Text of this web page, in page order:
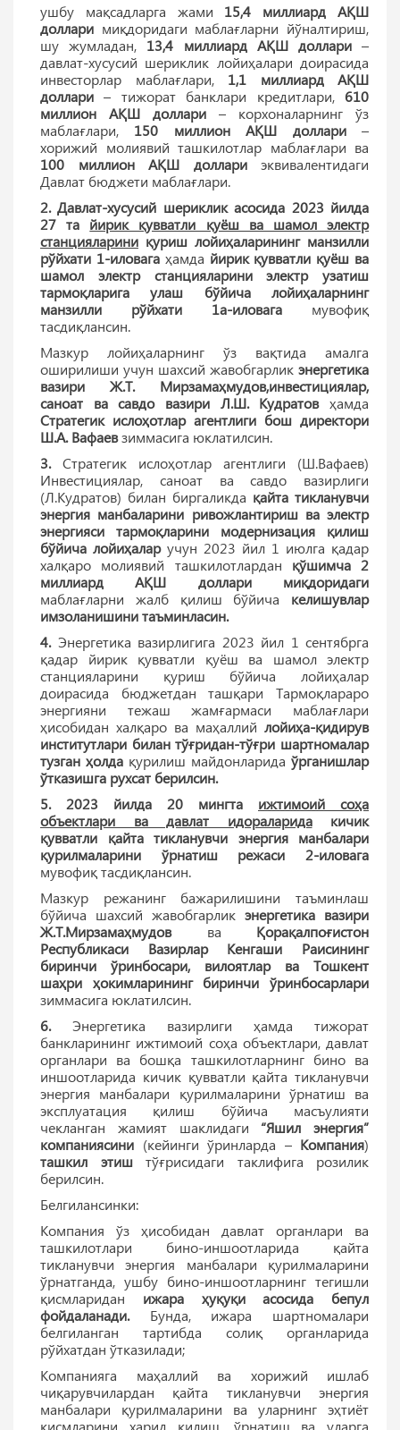
ушбу мақсадларга жами 15,4 миллиард АҚШ
доллари миқдоридаги маблағларни йўналтириш,
шу жумладан, 13,4 миллиард АҚШ доллари–
давлат-хусусий шериклик лойиҳалари доирасида
инвесторлар маблағлари, 1,1 миллиард АҚШ
доллари – тижорат банклари кредитлари, 610
миллион АҚШ доллари – корхоналарнинг ўз
маблағлари, 150 миллион АҚШ доллари–
хорижий молиявий ташкилотлар маблағлари ва
100 миллион АҚШ доллариэквивалентидаги
Давлат бюджети маблағлари.
2. Давлат-хусусий шериклик асосида 2023 йилда
27 та йирик қувватли қуёш ва шамол электр
станцияларини қуриш лойиҳаларининг манзилли
рўйхати 1-иловага ҳамда йирик қувватли қуёш ва
шамол электр станцияларини электр узатиш
тармоқларига улаш бўйича лойиҳаларнинг
манзилли рўйхати
1а-иловага мувофиқ
тасдиқлансин.
Мазкур лойиҳаларнинг ўз вақтида амалга
оширилиши учун шахсий жавобгарлик энергетика
вазири
Ж.Т. Мирзамаҳмудов,инвестициялар,
саноат ва савдо вазири Л.Ш. Кудратов ҳамда
Стратегик ислоҳотлар агентлиги бош директори
Ш.А. Вафаевзиммасига юклатилсин.
3.Стратегик ислоҳотлар агентлиги (Ш.Вафаев)
Инвестициялар, саноат ва савдо вазирлиги
(Л.Кудратов) билан биргаликда қайта тикланувчи
энергия манбаларини ривожлантириш ва электр
энергияси тармоқларини модернизация қилиш
бўйича лойиҳаларучун 2023 йил 1 июлга қадар
халқаро молиявий ташкилотлардан қўшимча 2
миллиард АҚШ доллари миқдоридаги
маблағларни жалб қилиш бўйича келишувлар
имзоланишини таъминласин.
4.Энергетика вазирлигига 2023 йил 1 сентябрга
қадар йирик қувватли қуёш ва шамол электр
станцияларини қуриш бўйича лойиҳалар
доирасида бюджетдан ташқари Тармоқлараро
энергияни тежаш жамғармаси маблағлари
ҳисобидан халқаро ва маҳаллий лойиҳа-қидирув
институтлари билан тўғридан-тўғри шартномалар
тузган ҳолда қурилиш майдонларида ўрганишлар
ўтказишга рухсат берилсин.
5. 2023 йилда 20 мингта ижтимоий соҳа
объектлари ва давлат идораларидакичик
қувватли қайта тикланувчи энергия манбалари
қурилмаларини ўрнатиш режаси 2-иловага
мувофиқ тасдиқлансин.
Мазкур режанинг бажарилишини таъминлаш
бўйича шахсий жавобгарлик энергетика вазири
Ж.Т.Мирзамаҳмудовва Қорақалпоғистон
Республикаси Вазирлар Кенгаши Раисининг
биринчи ўринбосари, вилоятлар ва Тошкент
шаҳри ҳокимларининг биринчи ўринбосарлари
зиммасига юклатилсин.
6.Энергетика вазирлиги ҳамда тижорат
банкларининг ижтимоий соҳа объектлари, давлат
органлари ва бошқа ташкилотларнинг бино ва
иншоотларида кичик қувватли қайта тикланувчи
энергия манбалари қурилмаларини ўрнатиш ва
эксплуатация қилиш бўйича масъулияти
чекланган жамият шаклидаги“Яшил энергия”
компаниясини (кейинги ўринларда – Компания)
ташкил этиш тўғрисидаги таклифига розилик
берилсин.
Белгилансинки:
Компания ўз ҳисобидан давлат органлари ва
ташкилотлари бино-иншоотларида қайта
тикланувчи энергия манбалари қурилмаларини
ўрнатганда, ушбу бино-иншоотларнинг тегишли
қисмларидан ижара ҳуқуқи асосида бепул
фойдаланади. Бунда, ижара шартномалари
белгиланган тартибда солиқ органларида
рўйхатдан ўтказилади;
Компанияга маҳаллий ва хорижий ишлаб
чиқарувчилардан қайта тикланувчи энергия
манбалари қурилмаларини ва уларнинг эҳтиёт
қисмларини харид қилиш, ўрнатиш ва уларга